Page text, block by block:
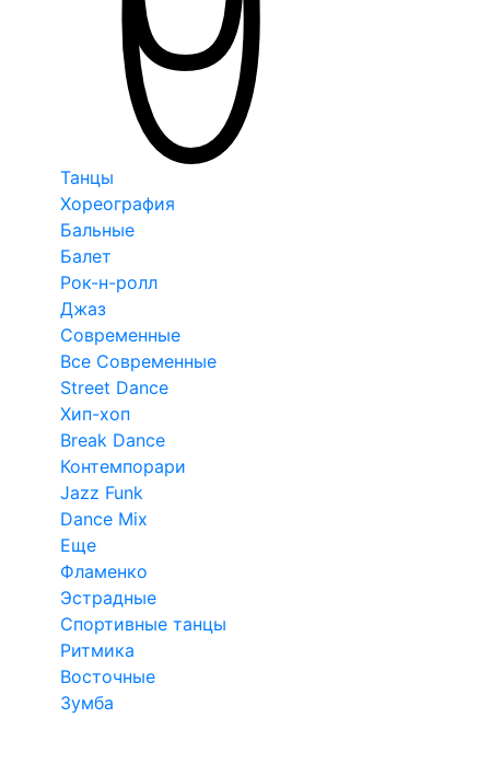
Танцы
Хореография
Бальные
Балет
Рок-н-ролл
Джаз
Современные
Все Современные
Street Dance
Хип-хоп
Break Dance
Контемпорари
Jazz Funk
Dance Mix
Еще
Фламенко
Эстрадные
Спортивные танцы
Ритмика
Восточные
Зумба